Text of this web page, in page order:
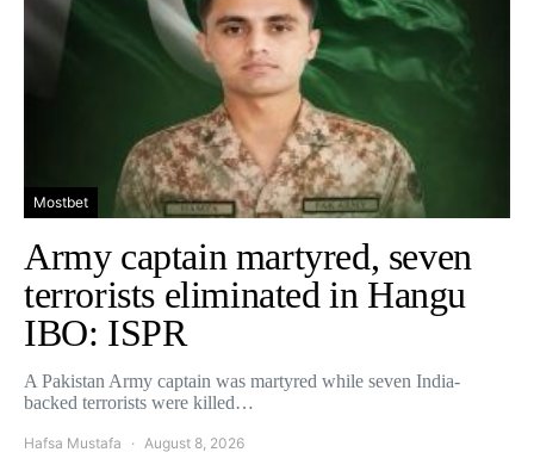
Mostbet
Army captain martyred, seven
terrorists eliminated in Hangu
IBO: ISPR
A Pakistan Army captain was martyred while seven India-
backed terrorists were killed…
Hafsa Mustafa August 8, 2026